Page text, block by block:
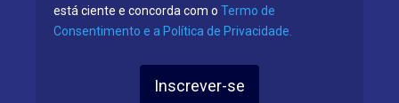
está ciente e concorda com o Termo de
Consentimento e a Política de Privacidade.
Inscrever-se